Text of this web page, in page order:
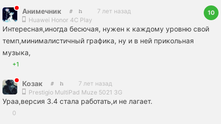
Анимечник
7 лет назад
Huawei Honor 4C Play
10
Интересная,иногда бесючая, нужен к каждому уровню свой
темп,минималистичный графика, ну и в ней прикольная
музыка,
+1
Козак
7 лет назад
Prestigio MultiPad Muze 5021 3G
Ураа,версия 3.4 стала работать,и не лагает.
0